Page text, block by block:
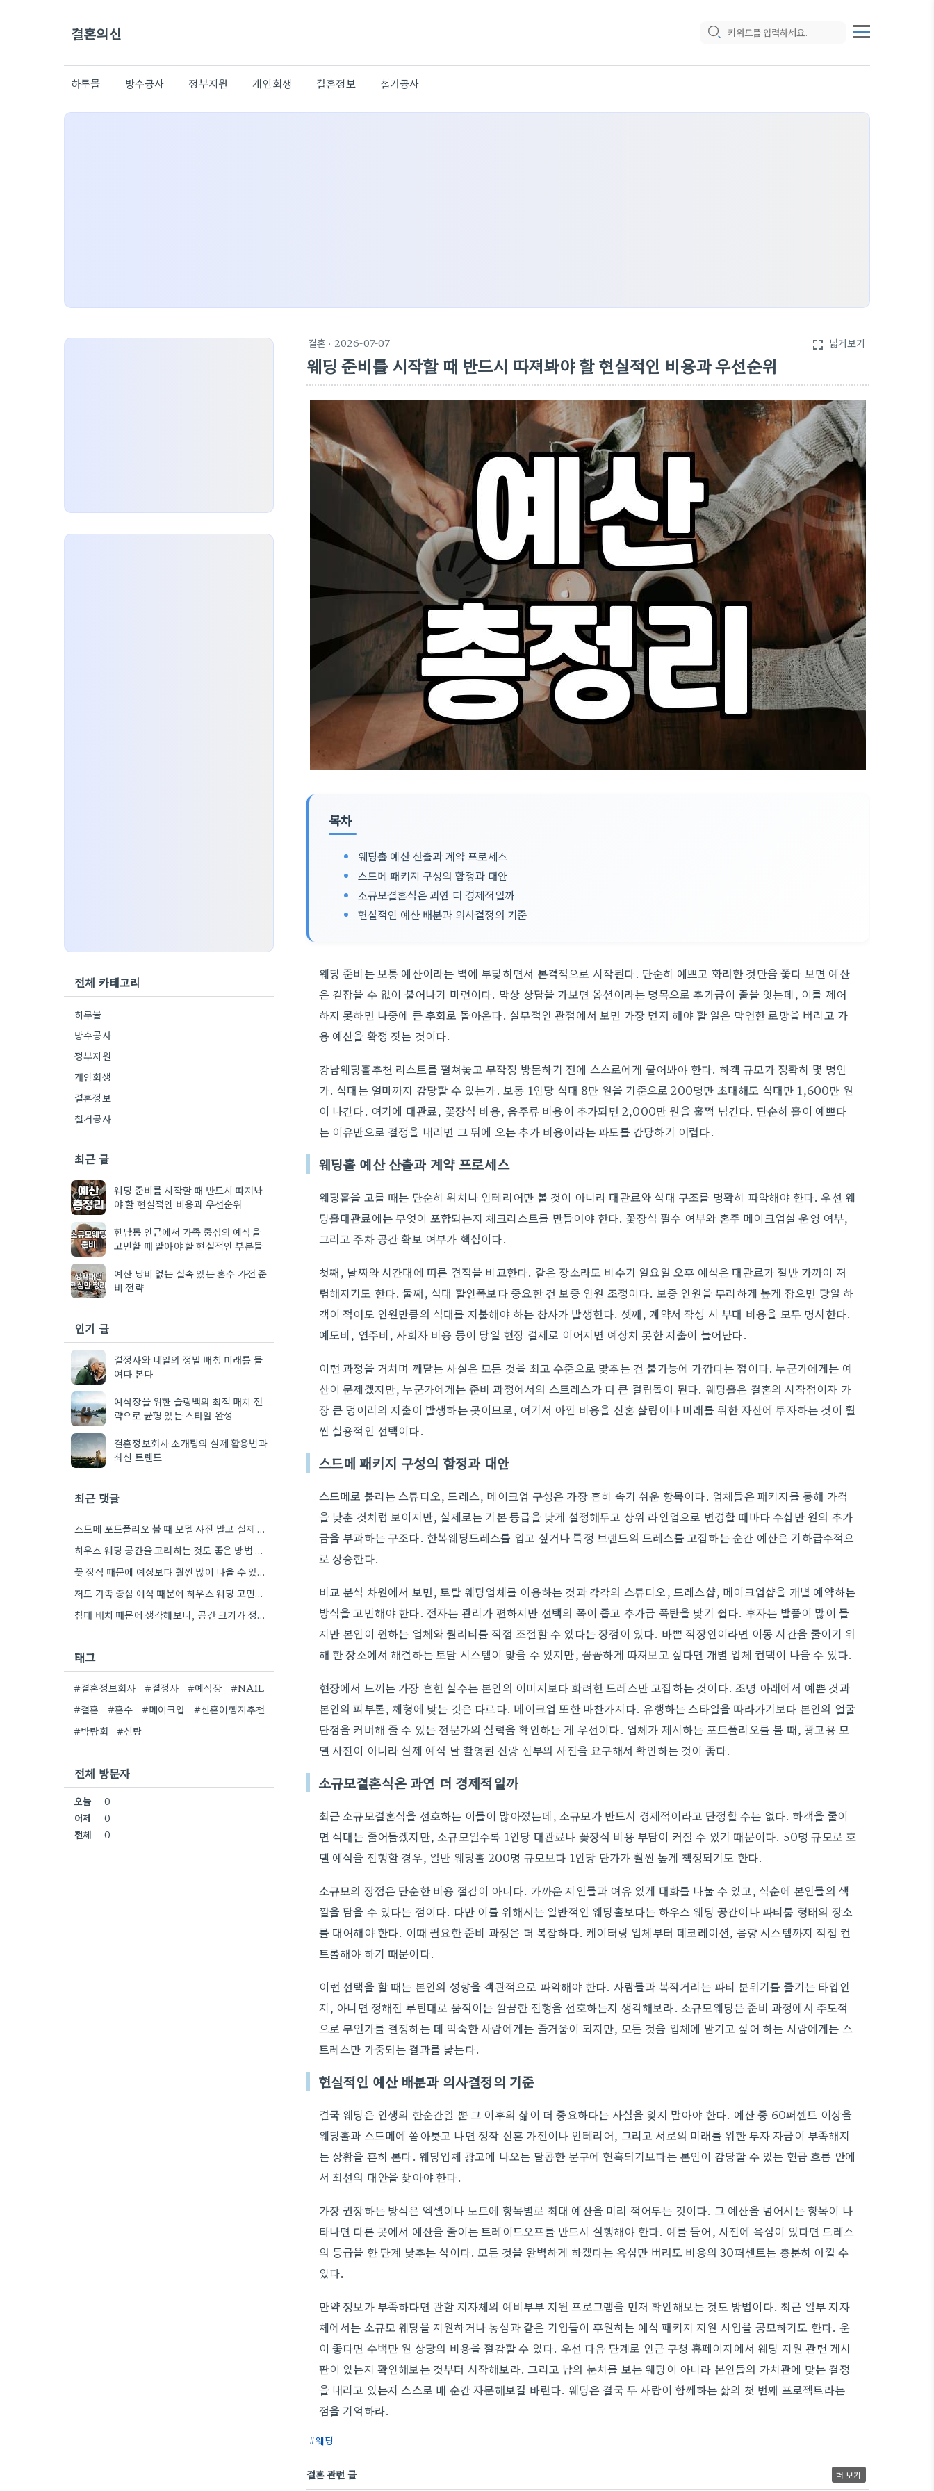
결혼의신
하루몰 방수공사 정부지원 개인회생 결혼정보 철거공사
결혼 · 2026-07-07 fullscreen 넓게보기
웨딩 준비를 시작할 때 반드시 따져봐야 할 현실적인 비용과 우선순위
목차
웨딩홀 예산 산출과 계약 프로세스
스드메 패키지 구성의 함정과 대안
소규모결혼식은 과연 더 경제적일까
현실적인 예산 배분과 의사결정의 기준
웨딩 준비는 보통 예산이라는 벽에 부딪히면서 본격적으로 시작된다. 단순히 예쁘고 화려한 것만을 쫓다 보면 예산
은 걷잡을 수 없이 불어나기 마련이다. 막상 상담을 가보면 옵션이라는 명목으로 추가금이 줄을 잇는데, 이를 제어
하지 못하면 나중에 큰 후회로 돌아온다. 실무적인 관점에서 보면 가장 먼저 해야 할 일은 막연한 로망을 버리고 가
용 예산을 확정 짓는 것이다.
강남웨딩홀추천 리스트를 펼쳐놓고 무작정 방문하기 전에 스스로에게 물어봐야 한다. 하객 규모가 정확히 몇 명인
가. 식대는 얼마까지 감당할 수 있는가. 보통 1인당 식대 8만 원을 기준으로 200명만 초대해도 식대만 1,600만 원
이 나간다. 여기에 대관료, 꽃장식 비용, 음주류 비용이 추가되면 2,000만 원을 훌쩍 넘긴다. 단순히 홀이 예쁘다
는 이유만으로 결정을 내리면 그 뒤에 오는 추가 비용이라는 파도를 감당하기 어렵다.
웨딩홀 예산 산출과 계약 프로세스
웨딩홀을 고를 때는 단순히 위치나 인테리어만 볼 것이 아니라 대관료와 식대 구조를 명확히 파악해야 한다. 우선 웨
딩홀대관료에는 무엇이 포함되는지 체크리스트를 만들어야 한다. 꽃장식 필수 여부와 혼주 메이크업실 운영 여부,
그리고 주차 공간 확보 여부가 핵심이다.
첫째, 날짜와 시간대에 따른 견적을 비교한다. 같은 장소라도 비수기 일요일 오후 예식은 대관료가 절반 가까이 저
렴해지기도 한다. 둘째, 식대 할인폭보다 중요한 건 보증 인원 조정이다. 보증 인원을 무리하게 높게 잡으면 당일 하
객이 적어도 인원만큼의 식대를 지불해야 하는 참사가 발생한다. 셋째, 계약서 작성 시 부대 비용을 모두 명시한다.
예도비, 연주비, 사회자 비용 등이 당일 현장 결제로 이어지면 예상치 못한 지출이 늘어난다.
이런 과정을 거치며 깨닫는 사실은 모든 것을 최고 수준으로 맞추는 건 불가능에 가깝다는 점이다. 누군가에게는 예
산이 문제겠지만, 누군가에게는 준비 과정에서의 스트레스가 더 큰 걸림돌이 된다. 웨딩홀은 결혼의 시작점이자 가
장 큰 덩어리의 지출이 발생하는 곳이므로, 여기서 아낀 비용을 신혼 살림이나 미래를 위한 자산에 투자하는 것이 훨
씬 실용적인 선택이다.
스드메 패키지 구성의 함정과 대안
스드메로 불리는 스튜디오, 드레스, 메이크업 구성은 가장 흔히 속기 쉬운 항목이다. 업체들은 패키지를 통해 가격
을 낮춘 것처럼 보이지만, 실제로는 기본 등급을 낮게 설정해두고 상위 라인업으로 변경할 때마다 수십만 원의 추가
금을 부과하는 구조다. 한복웨딩드레스를 입고 싶거나 특정 브랜드의 드레스를 고집하는 순간 예산은 기하급수적으
로 상승한다.
비교 분석 차원에서 보면, 토탈 웨딩업체를 이용하는 것과 각각의 스튜디오, 드레스샵, 메이크업샵을 개별 예약하는
방식을 고민해야 한다. 전자는 관리가 편하지만 선택의 폭이 좁고 추가금 폭탄을 맞기 쉽다. 후자는 발품이 많이 들
지만 본인이 원하는 업체와 퀄리티를 직접 조절할 수 있다는 장점이 있다. 바쁜 직장인이라면 이동 시간을 줄이기 위
해 한 장소에서 해결하는 토탈 시스템이 맞을 수 있지만, 꼼꼼하게 따져보고 싶다면 개별 업체 컨택이 나을 수 있다.
현장에서 느끼는 가장 흔한 실수는 본인의 이미지보다 화려한 드레스만 고집하는 것이다. 조명 아래에서 예쁜 것과
본인의 피부톤, 체형에 맞는 것은 다르다. 메이크업 또한 마찬가지다. 유행하는 스타일을 따라가기보다 본인의 얼굴
단점을 커버해 줄 수 있는 전문가의 실력을 확인하는 게 우선이다. 업체가 제시하는 포트폴리오를 볼 때, 광고용 모
델 사진이 아니라 실제 예식 날 촬영된 신랑 신부의 사진을 요구해서 확인하는 것이 좋다.
소규모결혼식은 과연 더 경제적일까
최근 소규모결혼식을 선호하는 이들이 많아졌는데, 소규모가 반드시 경제적이라고 단정할 수는 없다. 하객을 줄이
면 식대는 줄어들겠지만, 소규모일수록 1인당 대관료나 꽃장식 비용 부담이 커질 수 있기 때문이다. 50명 규모로 호
텔 예식을 진행할 경우, 일반 웨딩홀 200명 규모보다 1인당 단가가 훨씬 높게 책정되기도 한다.
소규모의 장점은 단순한 비용 절감이 아니다. 가까운 지인들과 여유 있게 대화를 나눌 수 있고, 식순에 본인들의 색
깔을 담을 수 있다는 점이다. 다만 이를 위해서는 일반적인 웨딩홀보다는 하우스 웨딩 공간이나 파티룸 형태의 장소
를 대여해야 한다. 이때 필요한 준비 과정은 더 복잡하다. 케이터링 업체부터 데코레이션, 음향 시스템까지 직접 컨
트롤해야 하기 때문이다.
이런 선택을 할 때는 본인의 성향을 객관적으로 파악해야 한다. 사람들과 복작거리는 파티 분위기를 즐기는 타입인
지, 아니면 정해진 루틴대로 움직이는 깔끔한 진행을 선호하는지 생각해보라. 소규모웨딩은 준비 과정에서 주도적
으로 무언가를 결정하는 데 익숙한 사람에게는 즐거움이 되지만, 모든 것을 업체에 맡기고 싶어 하는 사람에게는 스
트레스만 가중되는 결과를 낳는다.
현실적인 예산 배분과 의사결정의 기준
결국 웨딩은 인생의 한순간일 뿐 그 이후의 삶이 더 중요하다는 사실을 잊지 말아야 한다. 예산 중 60퍼센트 이상을
웨딩홀과 스드메에 쏟아붓고 나면 정작 신혼 가전이나 인테리어, 그리고 서로의 미래를 위한 투자 자금이 부족해지
는 상황을 흔히 본다. 웨딩업체 광고에 나오는 달콤한 문구에 현혹되기보다는 본인이 감당할 수 있는 현금 흐름 안에
서 최선의 대안을 찾아야 한다.
가장 권장하는 방식은 엑셀이나 노트에 항목별로 최대 예산을 미리 적어두는 것이다. 그 예산을 넘어서는 항목이 나
타나면 다른 곳에서 예산을 줄이는 트레이드오프를 반드시 실행해야 한다. 예를 들어, 사진에 욕심이 있다면 드레스
의 등급을 한 단계 낮추는 식이다. 모든 것을 완벽하게 하겠다는 욕심만 버려도 비용의 30퍼센트는 충분히 아낄 수
있다.
만약 정보가 부족하다면 관할 지자체의 예비부부 지원 프로그램을 먼저 확인해보는 것도 방법이다. 최근 일부 지자
체에서는 소규모 웨딩을 지원하거나 농심과 같은 기업들이 후원하는 예식 패키지 지원 사업을 공모하기도 한다. 운
이 좋다면 수백만 원 상당의 비용을 절감할 수 있다. 우선 다음 단계로 인근 구청 홈페이지에서 웨딩 지원 관련 게시
판이 있는지 확인해보는 것부터 시작해보라. 그리고 남의 눈치를 보는 웨딩이 아니라 본인들의 가치관에 맞는 결정
을 내리고 있는지 스스로 매 순간 자문해보길 바란다. 웨딩은 결국 두 사람이 함께하는 삶의 첫 번째 프로젝트라는
점을 기억하라.
웨딩
결혼 관련 글 더 보기
전체 카테고리
하루몰
방수공사
정부지원
개인회생
결혼정보
철거공사
최근 글
웨딩 준비를 시작할 때 반드시 따져봐
야 할 현실적인 비용과 우선순위
한남동 인근에서 가족 중심의 예식을
고민할 때 알아야 할 현실적인 부분들
예산 낭비 없는 실속 있는 혼수 가전 준
비 전략
인기 글
결정사와 네일의 정밀 매칭 미래를 들
여다 본다
예식장을 위한 슬링백의 최적 매치 전
략으로 균형 있는 스타일 완성
결혼정보회사 소개팅의 실제 활용법과
최신 트렌드
최근 댓글
스드메 포트폴리오 볼 때 모델 사진 말고 실제 예식 날 사진 요구하는 게 정말 현명하네요.…
하우스 웨딩 공간을 고려하는 것도 좋은 방법 같아요. 제가 직접 진행할 때, 공간 형태가 하우스…
꽃 장식 때문에 예상보다 훨씬 많이 나올 수 있다는 점이 특히 와닿네요. 저희도 비슷한 고민을…
저도 가족 중심 예식 때문에 하우스 웨딩 고민이 많았거든요. 특히 꽃 장식 추가 비용 때문에…
침대 배치 때문에 생각해보니, 공간 크기가 정말 중요하네요. 저희도 좁은 아파트를 생각하면 훨씬 신중하게 골라야겠어요.
태그
#결혼정보회사 #결정사 #예식장
#NAIL
#결혼
#혼수 #메이크업
#신혼여행지추천
#박람회
#신랑
전체 방문자
오늘
0
어제
0
전체
0